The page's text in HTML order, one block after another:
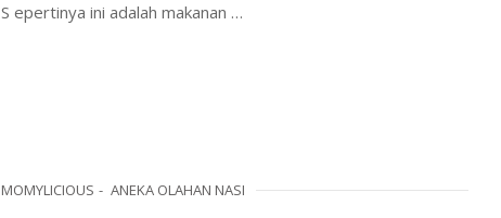
S epertinya ini adalah makanan …
MOMYLICIOUS ANEKA OLAHAN NASI